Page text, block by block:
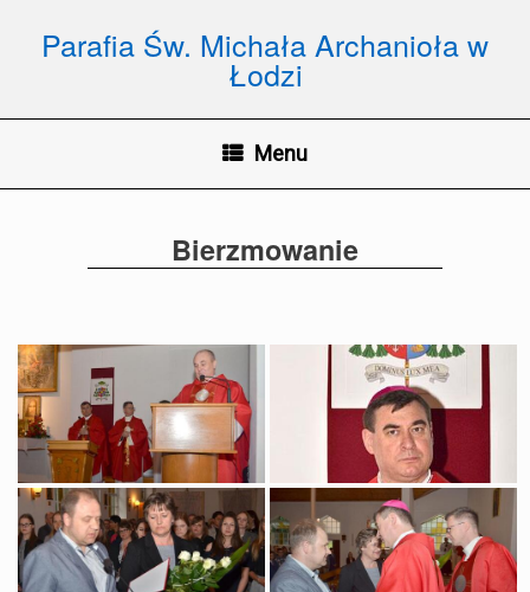
contentParafia Św. Michała Archanioła w
Łodzi
Menu
Bierzmowanie